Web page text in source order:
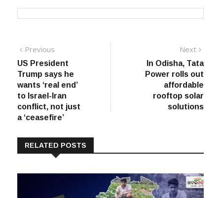
Post
navigation
Previous
post:
US President
Trump says he
wants ‘real end’
to Israel-Iran
conflict, not just
a ‘ceasefire’
Next
post:
In Odisha, Tata
Power rolls out
affordable
rooftop solar
solutions
RELATED POSTS